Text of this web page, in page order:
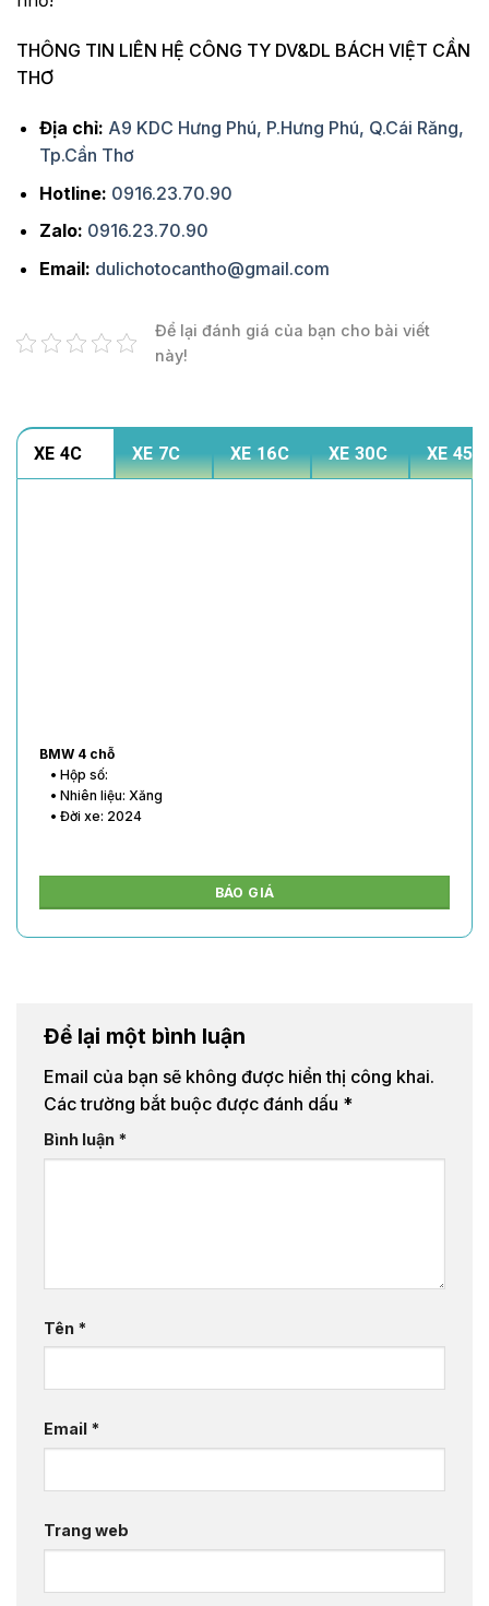
THÔNG TIN LIÊN HỆ CÔNG TY DV&DL BÁCH VIỆT CẦN
THƠ
Địa chỉ: A9 KDC Hưng Phú, P.Hưng Phú, Q.Cái Răng,
Tp.Cần Thơ
Hotline: 0916.23.70.90
Zalo: 0916.23.70.90
Email: dulichotocantho@gmail.com
Để lại đánh giá của bạn cho bài viết
này!
XE 4C XE 7C XE 16C XE 30C XE 45C
BMW 4 chỗ
• Hộp số:
• Nhiên liệu: Xăng
• Đời xe: 2024
BÁO GIÁ
Để lại một bình luận
Email của bạn sẽ không được hiển thị công khai.
Các trường bắt buộc được đánh dấu *
Bình luận *
Tên *
Email *
Trang web